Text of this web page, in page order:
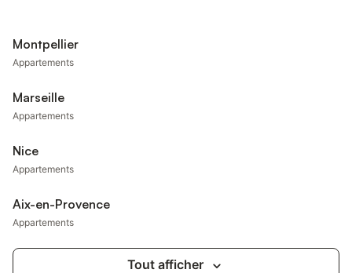
Montpellier
Appartements
Marseille
Appartements
Nice
Appartements
Aix-en-Provence
Appartements
Tout afficher